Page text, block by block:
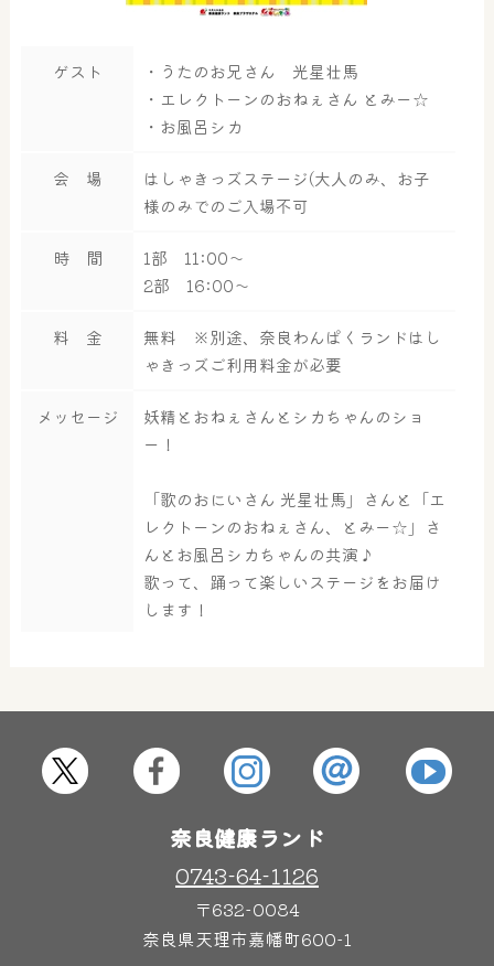
屋内レジャープール グルメ
その他施設 ご宿泊
ゲスト
・うたのお兄さん 光星壮馬
・エレクトーンのおねぇさん とみー☆
・お風呂シカ
会 場
はしゃきっズステージ(大人のみ、お子
様のみでのご入場不可
時 間
1部 11:00～
2部 16:00～
料 金
無料 ※別途、奈良わんぱくランドはし
ゃきっズご利用料金が必要
メッセージ
妖精とおねぇさんとシカちゃんのショ
ー！
「歌のおにいさん 光星壮馬」さんと「エ
レクトーンのおねぇさん、とみー☆」さ
んとお風呂シカちゃんの共演♪
歌って、踊って楽しいステージをお届け
します！
奈良健康ランド
0743-64-1126
〒632-0084
奈良県天理市嘉幡町600-1